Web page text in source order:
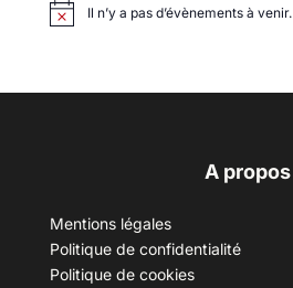
Il n’y a pas d’évènements à venir.
A propos
Mentions légales
Politique de confidentialité
Politique de cookies